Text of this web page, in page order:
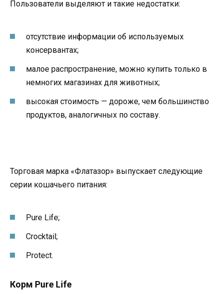
Пользователи выделяют и такие недостатки:
отсутствие информации об используемых
консервантах;
малое распространение, можно купить только в
немногих магазинах для животных;
высокая стоимость — дороже, чем большинство
продуктов, аналогичных по составу.
Торговая марка «Флатазор» выпускает следующие
серии кошачьего питания:
Pure Life;
Crocktail;
Protect.
Корм Pure Life